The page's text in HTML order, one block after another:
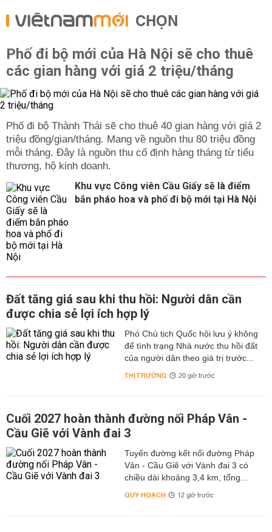
CHỌN
Phố đi bộ mới của Hà Nội sẽ cho thuê
các gian hàng với giá 2 triệu/tháng
Phố đi bộ Thành Thái sẽ cho thuê 40 gian hàng với giá 2
triệu đồng/gian/tháng. Mang về nguồn thu 80 triệu đồng
mỗi tháng. Đây là nguồn thu cố định hàng tháng từ tiểu
thương, hộ kinh doanh.
Khu vực Công viên Cầu Giấy sẽ là điểm
bắn pháo hoa và phố đi bộ mới tại Hà Nội
Đất tăng giá sau khi thu hồi: Người dân cần
được chia sẻ lợi ích hợp lý
Phó Chủ tịch Quốc hội lưu ý không
để tình trạng Nhà nước thu hồi đất
của người dân theo giá trị trước...
THỊ TRƯỜNG 20 giờ trước
Cuối 2027 hoàn thành đường nối Pháp Vân -
Cầu Giẽ với Vành đai 3
Tuyến đường kết nối đường Pháp
Vân - Cầu Giẽ với Vành đai 3 có
chiều dài khoảng 3,4 km, tổng...
QUY HOẠCH 12 giờ trước